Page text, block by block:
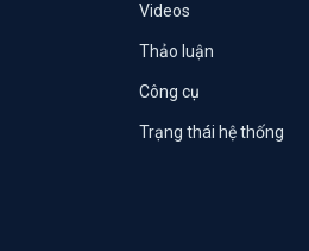
Videos
Thảo luận
Công cụ
Trạng thái hệ thống